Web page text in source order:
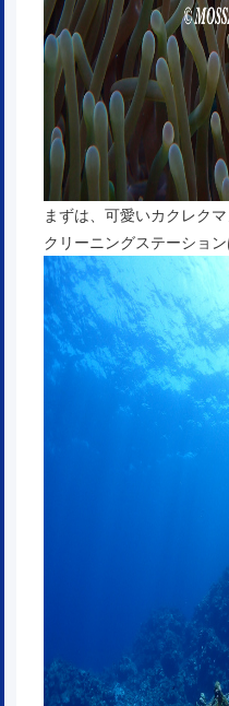
まずは、可愛いカクレク
クリーニングステーション